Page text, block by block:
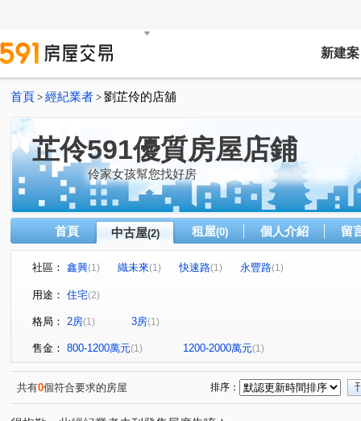
新建案
首頁 > 經紀業者 > 劉芷伶的店舖
芷伶591優質房屋店鋪
伶家女孩幫您找好房
首頁 中古屋(2) 租屋(0) 個人介紹 留
社區： 鑫興(1) 織未來(1) 快速路(1) 永豐路(1)
用途： 住宅(2)
格局： 2房(1) 3房(1)
售金： 800-1200萬元(1) 1200-2000萬元(1)
共有0個符合要求的房屋 排序：